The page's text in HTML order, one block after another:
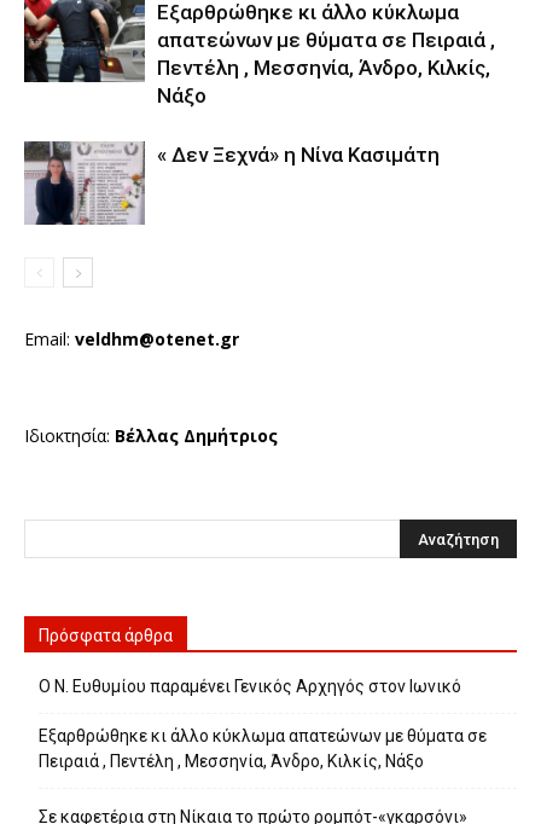
Εξαρθρώθηκε κι άλλο κύκλωμα
απατεώνων με θύματα σε Πειραιά ,
Πεντέλη , Μεσσηνία, Άνδρο, Κιλκίς,
Νάξο
« Δεν Ξεχνά» η Νίνα Κασιμάτη
Email: veldhm@otenet.gr
Ιδιοκτησία: Βέλλας Δημήτριος
Πρόσφατα άρθρα
Ο Ν. Ευθυμίου παραμένει Γενικός Αρχηγός στον Ιωνικό
Εξαρθρώθηκε κι άλλο κύκλωμα απατεώνων με θύματα σε
Πειραιά , Πεντέλη , Μεσσηνία, Άνδρο, Κιλκίς, Νάξο
Σε καφετέρια στη Νίκαια το πρώτο ρομπότ-«γκαρσόνι»